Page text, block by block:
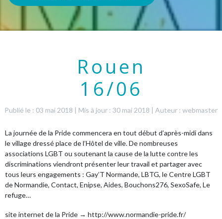
Rouen
16/06
Publié le : 03 mai 2018 | Mis à jour : 30 mai 2018 | Auteur : webmaster
La journée de la Pride commencera en tout début d’après-midi dans
le village dressé place de l’Hôtel de ville.De nombreuses
associations LGBT ou soutenant la cause de la lutte contre les
discriminations viendront présenter leur travail et partager avec
tous leurs engagements : Gay’T Normande, LBTG, le Centre LGBT
de Normandie, Contact, Enipse, Aides, Bouchons276, SexoSafe, Le
refuge…
site internet de la Pride → http://www.normandie-pride.fr/